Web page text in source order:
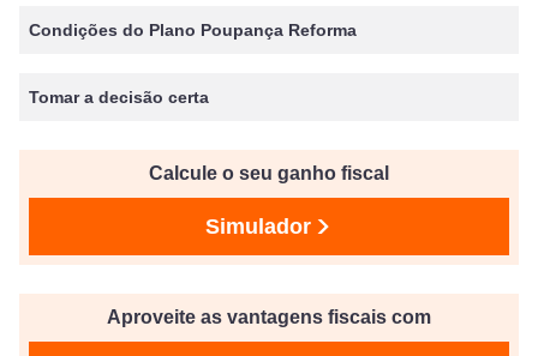
Condições do Plano Poupança Reforma
Tomar a decisão certa
Calcule o seu ganho fiscal
Simulador
Aproveite as vantagens fiscais com